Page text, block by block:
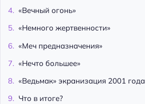
«Вечный огонь»
«Немного жертвенности»
«Меч предназначения»
«Нечто большее»
«Ведьмак» экранизация 2001 года
Что в итоге?